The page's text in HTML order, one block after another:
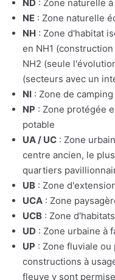
ND : Zone naturelle
NE : Zone naturelle
NH : Zone d'habitat
en NH1
NH2 (seule
(secteurs avec un
NI : Zone de
NP : Zone protégée
potable
UA / UC : Zone
centre ancien, le
quartiers
UB : Zone
UCA : Zone
UCB : Zone
UD : Zone urbaine à
UP : Zone fluviale
constructions à
fleuve y sont